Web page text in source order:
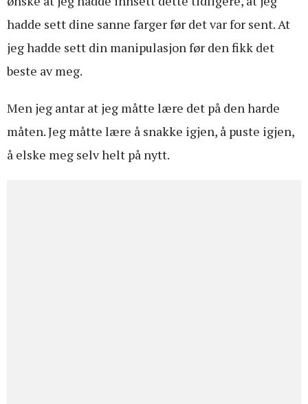
hadde sett dine sanne farger før det var for sent. At
jeg hadde sett din manipulasjon før den fikk det
beste av meg.
Men jeg antar at jeg måtte lære det på den harde
måten. Jeg måtte lære å snakke igjen, å puste igjen,
å elske meg selv helt på nytt.